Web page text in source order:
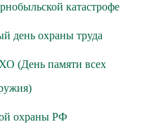
катастрофе
день охраны труда
(День памяти всех
охраны РФ